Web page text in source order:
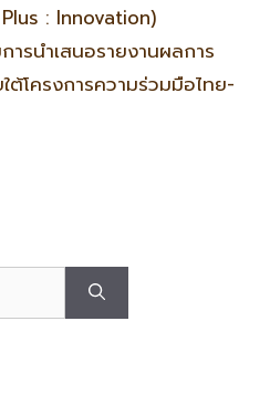
: Innovation)
ารนำเสนอรายงานผลการ
โครงการความร่วมมือไทย-